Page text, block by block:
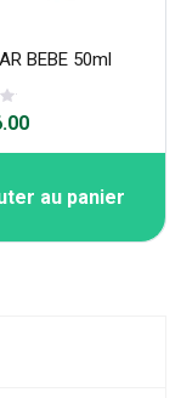
BEBE 50ml
au panier